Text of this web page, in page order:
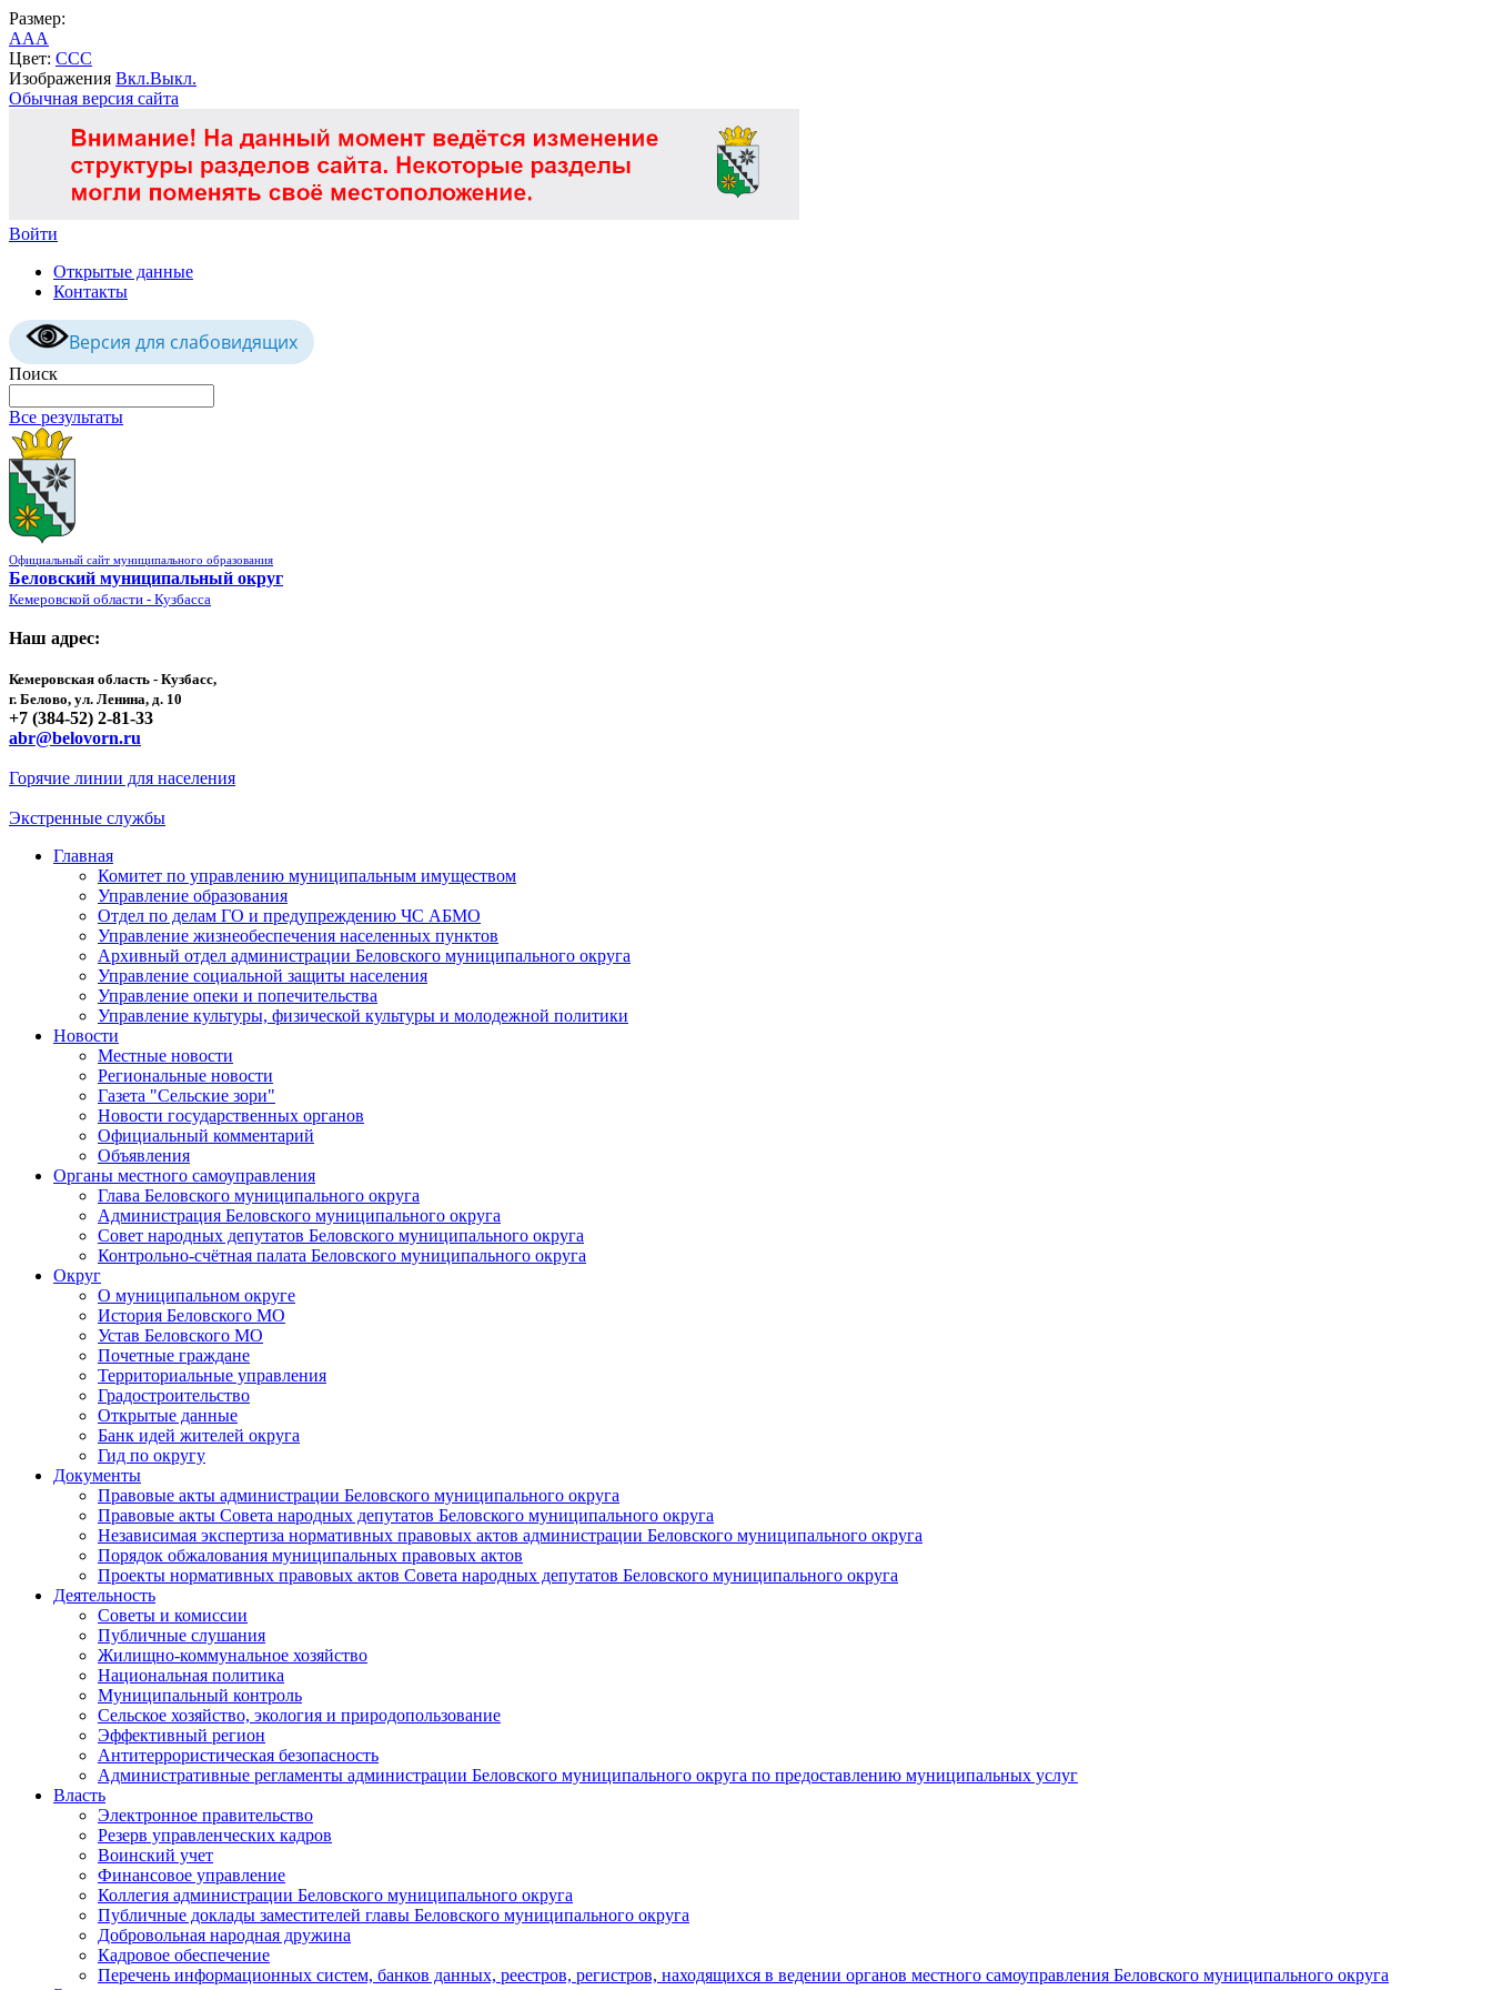
Размер:
AAA
Цвет: CCC
Изображения Вкл.Выкл.
Обычная версия сайта
Войти
Открытые данные
Контакты
Версия для слабовидящих
Поиск
Все результаты
Официальный сайт муниципального образования
Беловский муниципальный округ
Кемеровской области - Кузбасса
Наш адрес:
Кемеровская область - Кузбасс,
г. Белово, ул. Ленина, д. 10
+7 (384-52) 2-81-33
abr@belovorn.ru
Горячие линии для населения
Экстренные службы
Главная
Комитет по управлению муниципальным имуществом
Управление образования
Отдел по делам ГО и предупреждению ЧС АБМО
Управление жизнеобеспечения населенных пунктов
Архивный отдел администрации Беловского муниципального округа
Управление социальной защиты населения
Управление опеки и попечительства
Управление культуры, физической культуры и молодежной политики
Новости
Местные новости
Региональные новости
Газета "Сельские зори"
Новости государственных органов
Официальный комментарий
Объявления
Органы местного самоуправления
Глава Беловского муниципального округа
Администрация Беловского муниципального округа
Совет народных депутатов Беловского муниципального округа
Контрольно-счётная палата Беловского муниципального округа
Округ
О муниципальном округе
История Беловского МО
Устав Беловского МО
Почетные граждане
Территориальные управления
Градостроительство
Открытые данные
Банк идей жителей округа
Гид по округу
Документы
Правовые акты администрации Беловского муниципального округа
Правовые акты Совета народных депутатов Беловского муниципального округа
Независимая экспертиза нормативных правовых актов администрации Беловского муниципального округа
Порядок обжалования муниципальных правовых актов
Проекты нормативных правовых актов Совета народных депутатов Беловского муниципального округа
Деятельность
Советы и комиссии
Публичные слушания
Жилищно-коммунальное хозяйство
Национальная политика
Муниципальный контроль
Сельское хозяйство, экология и природопользование
Эффективный регион
Антитеррористическая безопасность
Административные регламенты администрации Беловского муниципального округа по предоставлению муниципальных услуг
Власть
Электронное правительство
Резерв управленческих кадров
Воинский учет
Финансовое управление
Коллегия администрации Беловского муниципального округа
Публичные доклады заместителей главы Беловского муниципального округа
Добровольная народная дружина
Кадровое обеспечение
Перечень информационных систем, банков данных, реестров, регистров, находящихся в ведении органов местного самоуправления Беловского муниципального округа